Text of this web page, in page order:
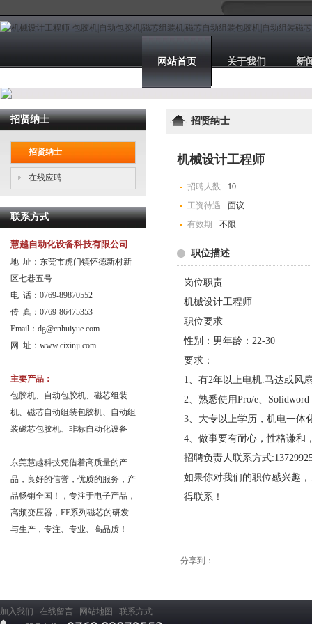
网站首页 关于我们 新
招贤纳士
招贤纳士
在线应聘
联系方式
慧越自动化设备科技有限公司
地 址：东莞市虎门镇怀德新村新
区七巷五号
电 话：0769-89870552
传 真：0769-86475353
Email： dg@cnhuiyue.com
网 址：www.cixinji.com
主要产品：
包胶机、自动包胶机、磁芯组装
机、磁芯自动组装包胶机、自动组
装磁芯包胶机、非标自动化设备
东莞慧越科技凭借着高质量的产
品，良好的信誉，优质的服务，产
品畅销全国！，专注于电子产品，
高频变压器，EE系列磁芯的研发
与生产，专注、专业、高品质！
招贤纳士
机械设计工程师
招聘人数
10
工资待遇
面议
有效期
不限
职位描述
岗位职责
机械设计工程师
职位要求
性别：男年龄：22-30
要求：
1、有2年以上电机.马达或风
2、熟悉使用Pro/e、
3、大专以上学历，机电一体
4、做事要有耐心，性格谦和
招聘负责人联系方式
如果你对我们的职位感兴趣
得联系！
分享到：
加入我们 在线留言 网站地图 联系方式